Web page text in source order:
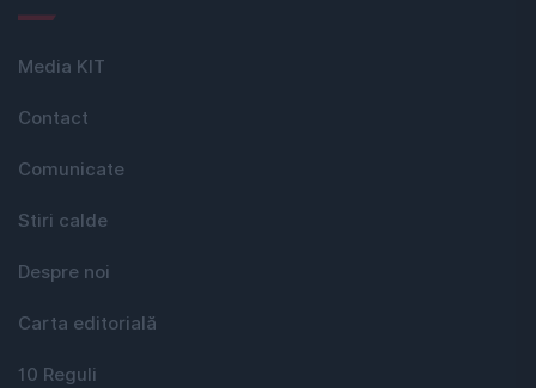
Media KIT
Contact
Comunicate
Stiri calde
Despre noi
Carta editorială
10 Reguli